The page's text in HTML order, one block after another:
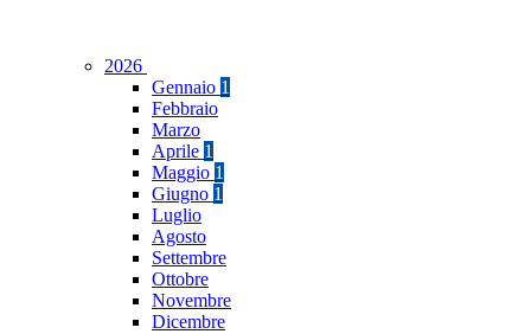
2026
Gennaio 1
Febbraio
Marzo
Aprile 1
Maggio 1
Giugno 1
Luglio
Agosto
Settembre
Ottobre
Novembre
Dicembre